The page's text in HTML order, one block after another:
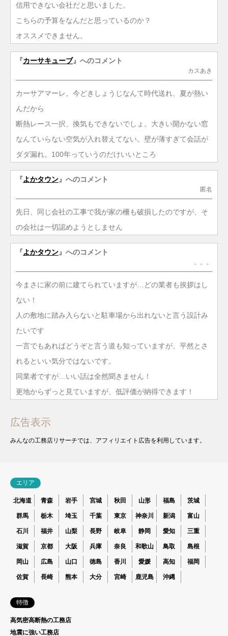
信用できない会社だと思いました。
こちらの予算をなんだと思っているのか？
オススメできません。
『カーサキューブ』へのコメント
カスあき
カーサアマーレ。今どきしょうじなんて時代送れ、夏が熱い
んだから
断熱レース一択、換気もできないでしょ。大きい開かない窓
なんていらない空気が入れ替えてない。壁が薄すぎて会話が
ダダ漏れ。100年っていうのだけいいところ
『よかタウン 』へのコメント
匿名
先日、同じ会社の工事で我が家の柵も破損したのですが、そ
の会社は一切認めようとしません
『よかタウン 』へのコメント
。。。
今まさに家の前に建てられていますが…どの業者も挨拶はし
ない！
人の敷地に踏み入らないと駐車場から出れないと言う設計み
たいです
一言でもあればどうぞと言う道も知っていますが、平然とさ
れるといい気分ではないです。
同業者ですが…いい話は全然聞きません！
更地からずっと見ていますが、低評価が納得できます！
広告表示
みんなの工務店リサーチでは、アフィリエイト広告を利用しています。
エリア
北海道 青森 岩手 宮城 秋田 山形 福島 茨城
群馬 栃木 埼玉 千葉 東京 神奈川 新潟 富山
石川 福井 山梨 長野 岐阜 静岡 愛知 三重
滋賀 京都 大阪 兵庫 奈良 和歌山 鳥取 島根
岡山 広島 山口 徳島 香川 愛媛 高知 福岡
佐賀 長崎 熊本 大分 宮崎 鹿児島 沖縄
特徴
高気密高断熱の工務店
地震に強い工務店